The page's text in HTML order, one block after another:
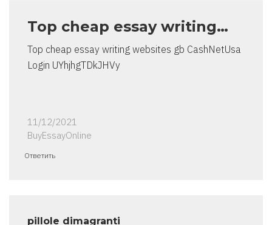
Top cheap essay writing…
Top cheap essay writing websites gb CashNetUsa
Login UYhjhgTDkJHVy
11/12/2021
BuyEssayOnline
Ответить
pillole dimagranti